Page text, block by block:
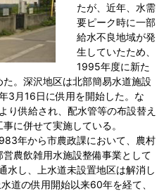
たが、近年、水需
要ピーク時に一部
給水不良地域が発
生していたため、
1995年度に新た
。深沢地区は北部簡易水道施設
3月16日に供用を開始した。な
り供給され、配水管等の布設替え
に併せて実施している。
年から市農政課において、農村
農飲雑用水施設整備事業として
水し、上水道未設置地区は解消し
道の供用開始以来60年を経て、